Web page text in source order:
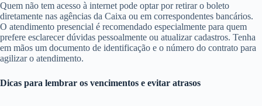
Quem não tem acesso à internet pode optar por retirar o boleto
diretamente nas agências da Caixa ou em correspondentes bancários.
O atendimento presencial é recomendado especialmente para quem
prefere esclarecer dúvidas pessoalmente ou atualizar cadastros. Tenha
em mãos um documento de identificação e o número do contrato para
agilizar o atendimento.
Dicas para lembrar os vencimentos e evitar atrasos